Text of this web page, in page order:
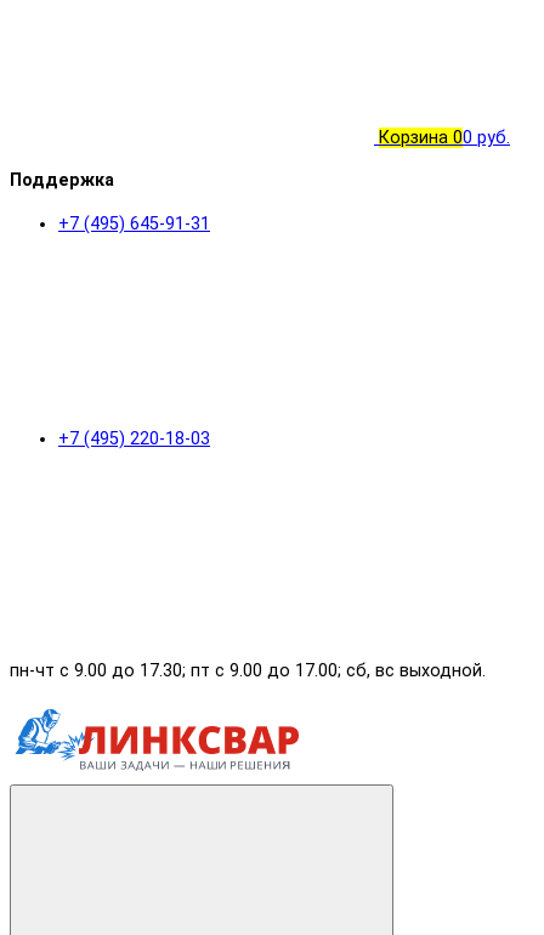
Корзина 00 руб.
Поддержка
+7 (495) 645-91-31
+7 (495) 220-18-03
пн-чт с 9.00 до 17.30; пт с 9.00 до 17.00; сб, вс выходной.